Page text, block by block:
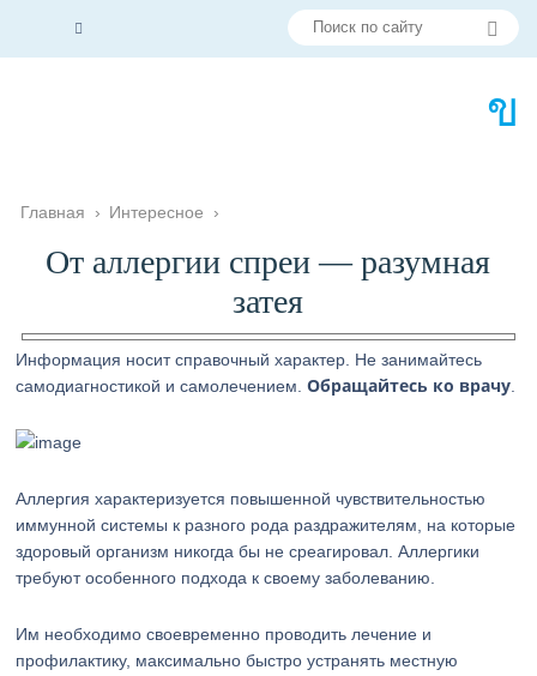
Главная › Интересное ›
От аллергии спреи — разумная
затея
Информация носит справочный характер. Не занимайтесь
самодиагностикой и самолечением.Обращайтесь ко врачу
Аллергия характеризуется повышенной чувствительностью
иммунной системы к разного рода раздражителям, на которые
здоровый организм никогда бы не среагировал. Аллергики
требуют особенного подхода к своему заболеванию.
Им необходимо своевременно проводить лечение и
профилактику, максимально быстро устранять местную